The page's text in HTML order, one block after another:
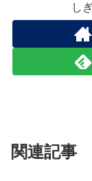
し
関連記事